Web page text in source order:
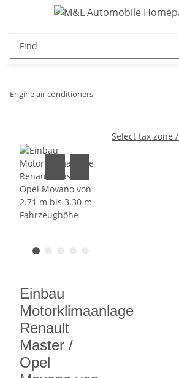
Engine air conditioners
Select tax zone
Einbau
Motorklimaanlage
Renault
Master /
Opel